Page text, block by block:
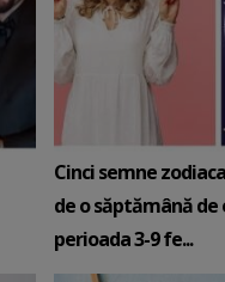
Cinci semne
de o săptămână de
perioada 3-9 fe...